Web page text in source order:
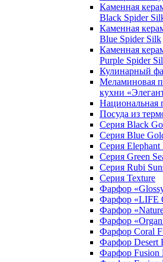
Каменная
Black Spider
Каменная
Blue Spider Silk
Каменная
Purple Spider
Кулинарный
Меламиновая
кухни
Национальная
Посуда из
Серия Black
Серия Blue
Серия
Серия Green
Серия Rubi
Серия Texture
Фарфор
Фарфор «LIFE
Фарфор
Фарфор
Фарфор Coral
Фарфор Desert
Фарфор Fusion